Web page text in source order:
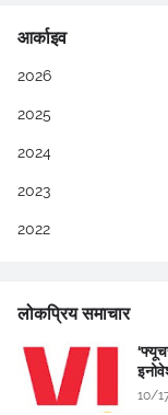
आर्काइव
2026
2025
2024
2023
2022
लोकप्रिय समाचार
10/